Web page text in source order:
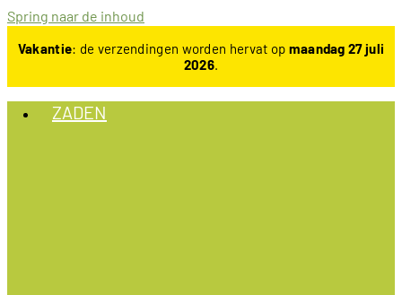
Spring naar de inhoud
Vakantie: de verzendingen worden hervat op maandag 27 juli
2026.
ZADEN